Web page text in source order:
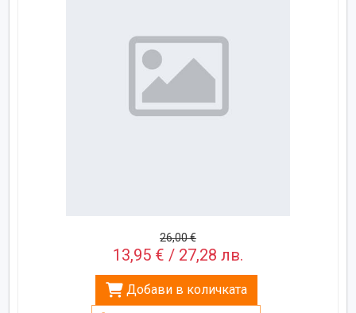
26,00 €
13,95 € / 27,28 лв.
Добави в количката